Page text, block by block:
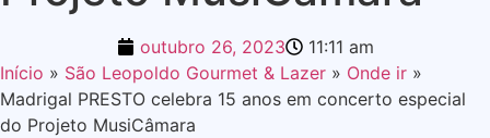
outubro 26, 2023
11:11 am
Início » São Leopoldo Gourmet & Lazer » Onde ir »
Madrigal PRESTO celebra 15 anos em concerto especial
do Projeto MusiCâmara